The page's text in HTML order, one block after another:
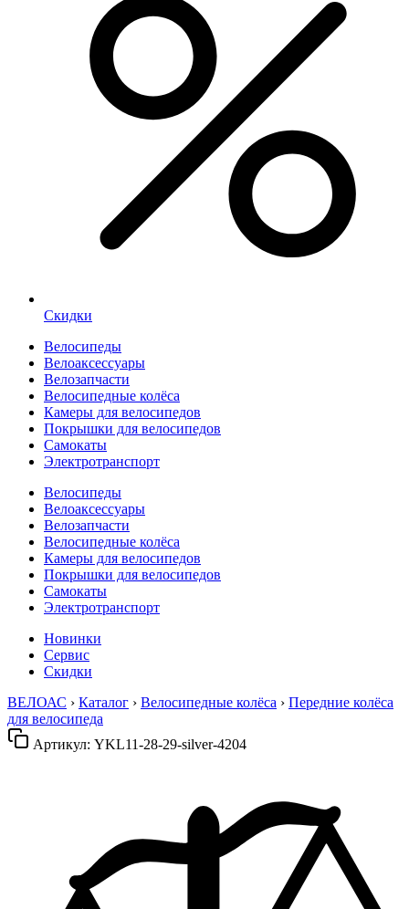
Скидки
Велосипеды
Велоаксессуары
Велозапчасти
Велосипедные колёса
Камеры для велосипедов
Покрышки для велосипедов
Самокаты
Электротранспорт
Велосипеды
Велоаксессуары
Велозапчасти
Велосипедные колёса
Камеры для велосипедов
Покрышки для велосипедов
Самокаты
Электротранспорт
Новинки
Сервис
Скидки
ВЕЛОАС › Каталог › Велосипедные колёса › Передние колёса
для велосипеда
Артикул: YKL11-28-29-silver-4204